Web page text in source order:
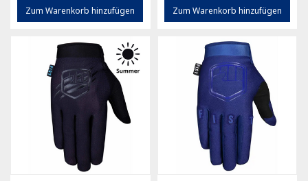
Zum Warenkorb hinzufügen Zum Warenkorb hinzufügen